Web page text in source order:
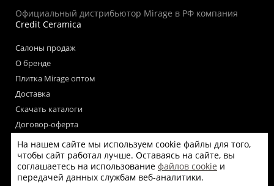
Официальный дистрибьютор Mirage в РФ компания
Credit Ceramica
Салоны продаж
О бренде
Плитка Mirage оптом
Доставка
Скачать каталоги
Договор-оферта
Пользовательское соглашение
Согласие на обработку персональных данных
Согласие на получение рекламных материалов
На нашем сайте мы используем cookie файлы для того,
чтобы сайт работал лучше. Оставаясь на сайте, вы
соглашаетесь на использование файлов cookie и
передачей данных службам веб-аналитики.